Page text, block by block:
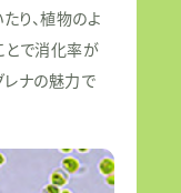
り、植物のよ
とで消化率が
レナの魅力で